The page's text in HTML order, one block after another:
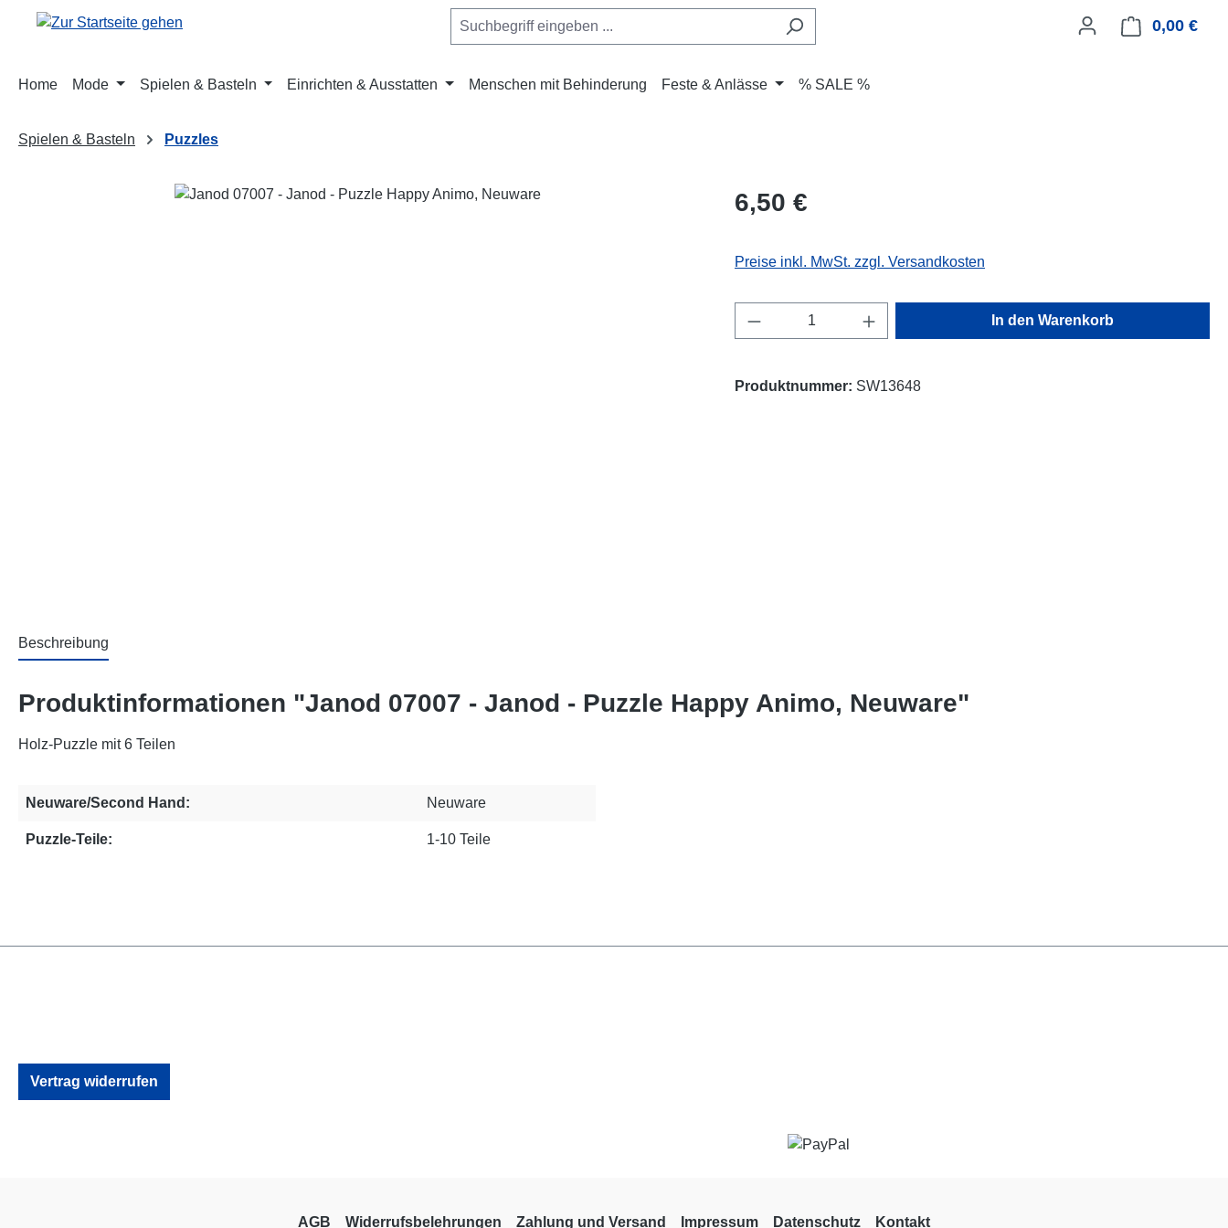
Hauptinhalt springen
Zur Suche springen
Zur Hauptnavigation springen 0,00 €
Home Mode Spielen & Basteln Einrichten & Ausstatten Menschen mit Behinderung Feste & Anlässe % SALE %
Spielen & Basteln Puzzles
Bildergalerie überspringen Regulärer Preis:
6,50 €
Preise inkl. MwSt. zzgl. Versandkosten
Produkt Anzahl: Gib den gewünschten Wert ein
In den Warenkorb
Produktnummer: SW13648
Beschreibung
Produktinformationen "Janod 07007 - Janod - Puzzle Happy Animo, Neuware"
Holz-Puzzle mit 6 Teilen
Neuware/Second Hand: Neuware
Puzzle-Teile: 1-10 Teile
Vertrag widerrufen
AGB Widerrufsbelehrungen Zahlung und Versand Impressum Datenschutz Kontakt